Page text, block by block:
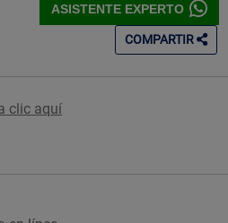
ASISTENTE EXPERTO
COMPARTIR
clic aquí